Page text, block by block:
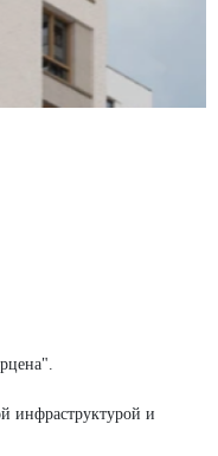
инфраструктурой и